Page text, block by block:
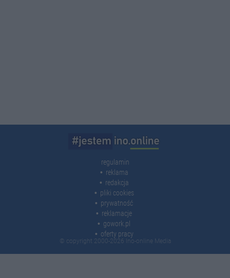
regulamin
reklama
redakcja
pliki cookies
prywatność
reklamacje
gowork.pl
oferty pracy
© copyright 2000-2026 Ino-online Media